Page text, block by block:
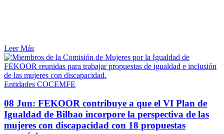
Leer Más
Entidades COCEMFE
08 Jun: FEKOOR contribuye a que el VI Plan de
Igualdad de Bilbao incorpore la perspectiva de las
mujeres con discapacidad con 18 propuestas